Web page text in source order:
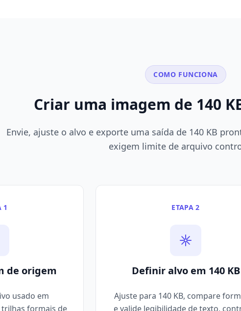
COMO FUNCIONA
Criar uma imagem de 140
Envie, ajuste o alvo e exporte uma saída de 140 KB
exigem limite de arquivo
1
de origem
usado em
trilhas formais de
ETAPA 2
Definir alvo em 140 KB
Ajuste para 140 KB, compare
e valide legibilidade de texto,